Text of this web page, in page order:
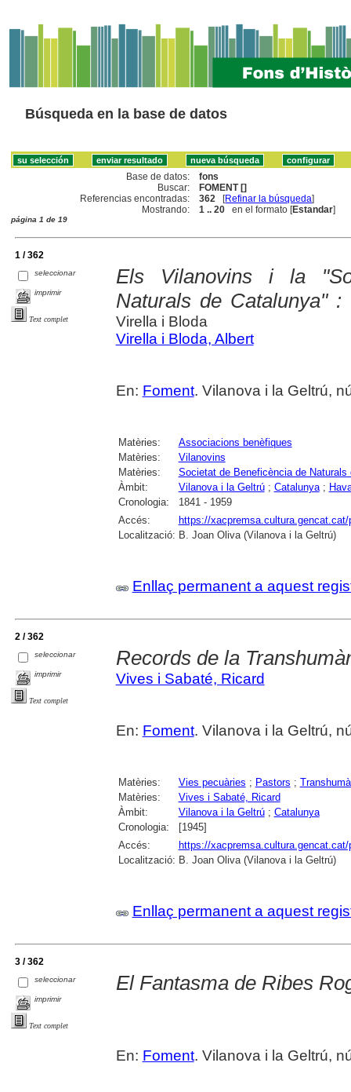
Búsqueda en la base de datos
Base de datos:
fons
Buscar:
FOMENT []
Referencias encontradas:
362 [Refinar la búsqueda]
Mostrando:
1 .. 20 en el formato [Estandar]
página 1 de 19
1 / 362
seleccionar
imprimir
Text complet
Els Vilanovins i la
Naturals de Catalunya" :
Virella i Bloda
Virella i Bloda, Albert
En: Foment. Vilanova i la Geltrú,
Matèries:
Associacions benèfiques
Matèries:
Vilanovins
Matèries:
Societat de Beneficència de Naturals
Àmbit:
Vilanova i la Geltrú; Catalunya;
Cronologia:
1841 - 1959
Accés:
https://
Localització: B. Joan Oliva (Vilanova i la Geltrú)
Enllaç permanent a aquest
2 / 362
seleccionar
imprimir
Text complet
Records de la
Vives i Sabaté, Ricard
En: Foment. Vilanova i la Geltrú,
Matèries: Vies pecuàries ; Pastors ;
Matèries:
Vives i Sabaté, Ricard
Àmbit:
Vilanova i la Geltrú; Catalunya
Cronologia:
[1945]
Accés:
https://
Localització: B. Joan Oliva (Vilanova i la Geltrú)
Enllaç permanent a aquest
3 / 362
seleccionar
imprimir
Text complet
El Fantasma de Ribes
En: Foment. Vilanova i la Geltrú,